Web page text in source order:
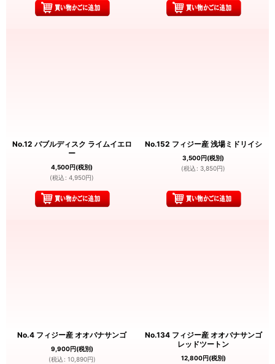
No.12 バブルディスク ライムイエロ
ー
4,500円(税別)
(税込 : 4,950円)
No.152 フィジー産 浅場ミドリイシ
3,500円(税別)
(税込 : 3,850円)
No.4 フィジー産 オオバナサンゴ
9,900円(税別)
(税込 : 10,890円)
No.134 フィジー産 オオバナサンゴ
レッドツートン
12,800円(税別)